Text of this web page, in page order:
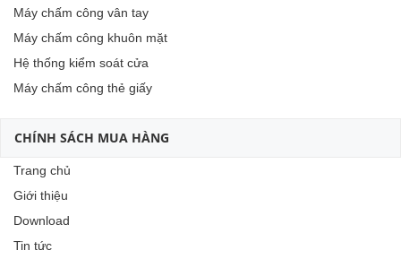
Máy chấm công vân tay
Máy chấm công khuôn mặt
Hệ thống kiểm soát cửa
Máy chấm công thẻ giấy
CHÍNH SÁCH MUA HÀNG
Trang chủ
Giới thiệu
Download
Tin tức